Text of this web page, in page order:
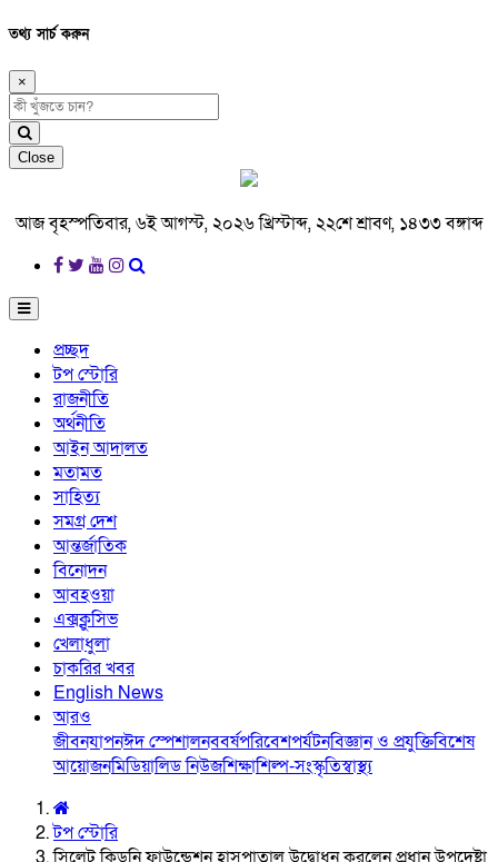
তথ্য সার্চ করুন
×
Close
আজ বৃহস্পতিবার, ৬ই আগস্ট, ২০২৬ খ্রিস্টাব্দ, ২২শে শ্রাবণ, ১৪৩৩ বঙ্গাব্দ
প্রচ্ছদ
টপ স্টোরি
রাজনীতি
অর্থনীতি
আইন আদালত
মতামত
সাহিত্য
সমগ্র দেশ
আন্তর্জাতিক
বিনোদন
আবহওয়া
এক্সক্লুসিভ
খেলাধুলা
চাকরির খবর
English News
আরও
জীবনযাপনঈদ স্পেশালনববর্ষপরিবেশপর্যটনবিজ্ঞান ও প্রযুক্তিবিশেষ
আয়োজনমিডিয়ালিড নিউজশিক্ষাশিল্প-সংস্কৃতিস্বাস্থ্য
টপ স্টোরি